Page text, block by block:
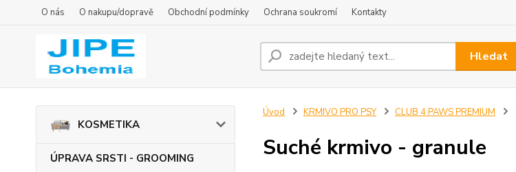
O nás O nakupu/dopravě Obchodní podmínky Ochrana soukromí Kontakty
Hledat
KOSMETIKA
ÚPRAVA SRSTI - GROOMING
Úvod KRMIVO PRO PSY CLUB 4 PAWS PREMIUM
Suché krmivo - granule